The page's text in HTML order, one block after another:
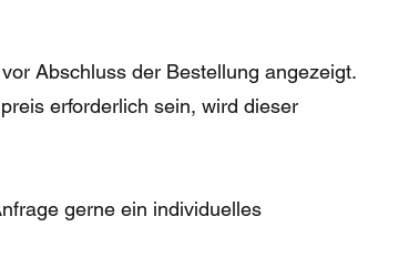
Abschluss der Bestellung angezeigt.
erforderlich sein, wird dieser
gerne ein individuelles